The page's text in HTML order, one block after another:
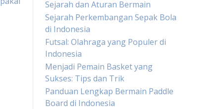
Sejarah dan Aturan Bermain
Sejarah Perkembangan Sepak Bola
di Indonesia
Futsal: Olahraga yang Populer di
Indonesia
Menjadi Pemain Basket yang
Sukses: Tips dan Trik
Panduan Lengkap Bermain Paddle
Board di Indonesia